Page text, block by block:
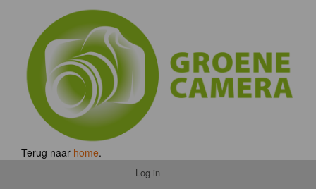
Terug naar home.
Log in